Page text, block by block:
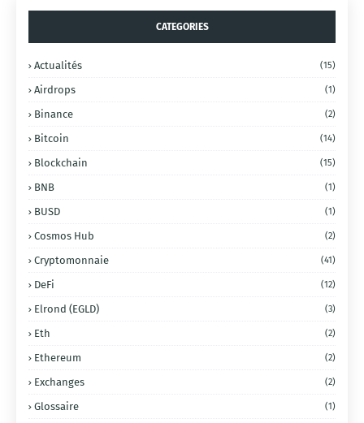
CATEGORIES
Actualités (15)
Airdrops (1)
Binance (2)
Bitcoin (14)
Blockchain (15)
BNB (1)
BUSD (1)
Cosmos Hub (2)
Cryptomonnaie (41)
DeFi (12)
Elrond (EGLD) (3)
Eth (2)
Ethereum (2)
Exchanges (2)
Glossaire (1)